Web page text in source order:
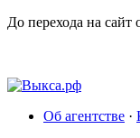
До перехода на сайт
Об агентстве ·